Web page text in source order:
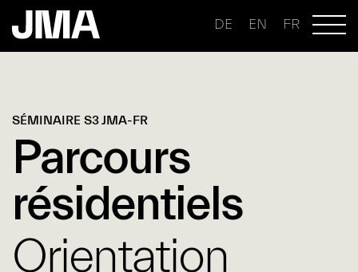
DE EN FR
SÉMINAIRE S3 JMA-FR
Parcours
résidentiels
Orientation